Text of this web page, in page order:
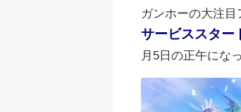
ガンホーの大注目
サービススター
月5日の正午にな